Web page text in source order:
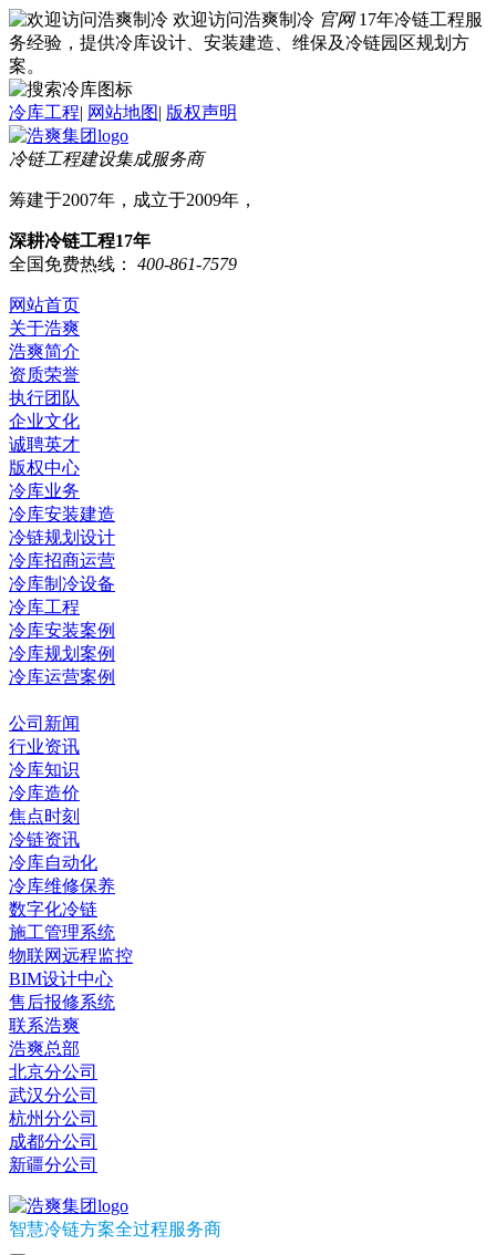
欢迎访问浩爽制冷 官网 17年冷链工程服
务经验，提供冷库设计、安装建造、维保及冷链园区规划方
案。
冷库工程| 网站地图| 版权声明
冷链工程建设集成服务商
筹建于2007年，成立于2009年，
深耕冷链工程17年
全国免费热线：
400-861-7579
网站首页
关于浩爽
浩爽简介
资质荣誉
执行团队
企业文化
诚聘英才
版权中心
冷库业务
冷库安装建造
冷链规划设计
冷库招商运营
冷库制冷设备
冷库工程
冷库安装案例
冷库规划案例
冷库运营案例
公司新闻
行业资讯
冷库知识
冷库造价
焦点时刻
冷链资讯
冷库自动化
冷库维修保养
数字化冷链
施工管理系统
物联网远程监控
BIM设计中心
售后报修系统
联系浩爽
浩爽总部
北京分公司
武汉分公司
杭州分公司
成都分公司
新疆分公司
智慧冷链方案全过程服务商